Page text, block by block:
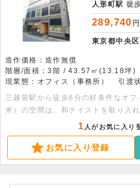
人形町駅 徒
289,740
東京都中央区
造作価格：造作無償
階層/面積：3階 / 43.57㎡(13.18坪)
現業態：オフィス（事務所）
引渡
三越前駅から徒歩6分の好条件なオ
米）の空間は、和テイストを取り入
別空調や機械警備が整い、飲食不可
ます。まずは詳細をお問い合わせく
1 人がお気に入り
お気に入り登録